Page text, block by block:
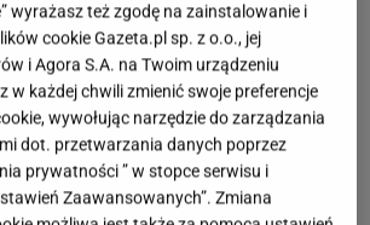
wyrażasz też zgodę na zainstalowanie i
cookie Gazeta.pl sp. z o.o., jej
i Agora S.A. na Twoim urządzeniu
w każdej chwili zmienić swoje preferencje
wywołując narzędzie do zarządzania
dot. przetwarzania danych poprzez
prywatności ” w stopce serwisu i
Zaawansowanych”. Zmiana